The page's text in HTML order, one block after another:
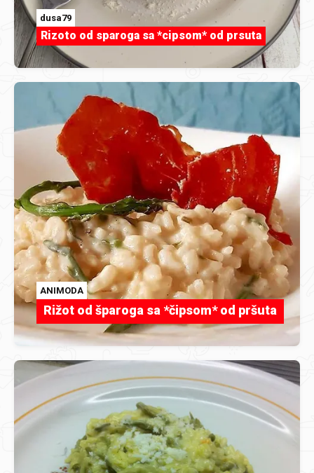
dusa79
Rizoto od sparoga sa *cipsom* od prsuta
ANIMODA
Rižot od šparoga sa *čipsom* od pršuta